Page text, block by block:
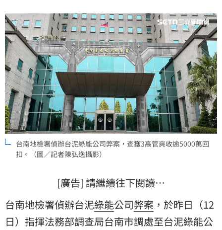
台南地檢署偵辦台泥綠能公司弊案，查獲3高管爽收逾5000萬回
扣。（圖／記者陳弘逸攝影）
[廣告] 請繼續往下閱讀…
台南地檢署偵辦台泥綠能公司弊案 ，於昨日（12
日）指揮法務部調查局台南市調處至台泥綠能公